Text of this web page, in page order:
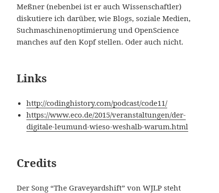
Meßner (nebenbei ist er auch Wissenschaftler)
diskutiere ich darüber, wie Blogs, soziale Medien,
Suchmaschinenoptimierung und OpenScience
manches auf den Kopf stellen. Oder auch nicht.
Links
http://codinghistory.com/podcast/code11/
https://www.eco.de/2015/veranstaltungen/der-
digitale-leumund-wieso-weshalb-warum.html
Credits
Der Song “The Graveyardshift” von WJLP steht